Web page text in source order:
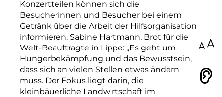
Konzertteilen können sich die
Besucherinnen und Besucher bei einem
Getränk über die Arbeit der Hilfsorganisation
informieren. Sabine Hartmann, Brot für die
Welt-Beauftragte in Lippe: „Es geht um
Hungerbekämpfung und das Bewusstsein,
dass sich an vielen Stellen etwas ändern
muss. Der Fokus liegt darin, die
kleinbäuerliche Landwirtschaft im
100